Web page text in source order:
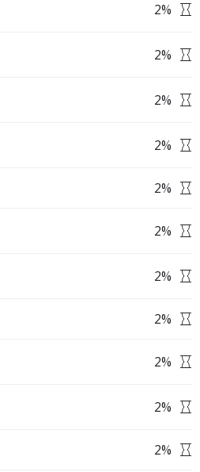
2%
2%
2%
2%
2%
2%
2%
2%
2%
2%
2%